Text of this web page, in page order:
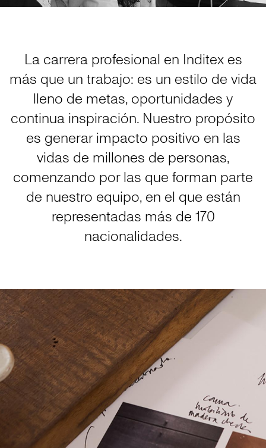
La carrera profesional en Inditex es
más que un trabajo: es un estilo de vida
lleno de metas, oportunidades y
continua inspiración. Nuestro propósito
es generar impacto positivo en las
vidas de millones de personas,
comenzando por las que forman parte
de nuestro equipo, en el que están
representadas más de 170
nacionalidades.